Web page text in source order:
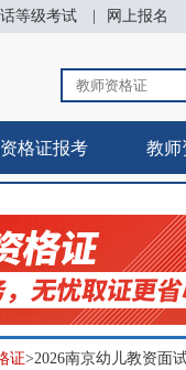
等级考试 网上报名
格证报考 教师
证>2026南京幼儿教资面